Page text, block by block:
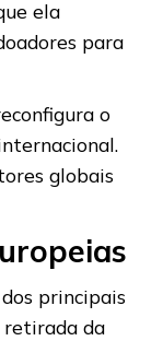
ela
para
o
globais
principais
da